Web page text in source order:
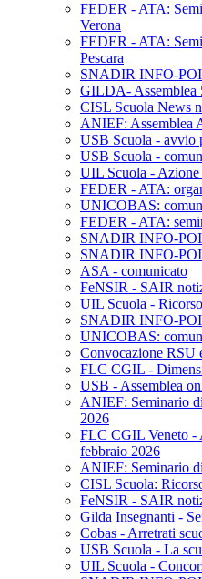
FEDER - ATA:
Verona
FEDER - ATA:
Pescara
SNADIR INFO-
GILDA- Assemblea
CISL Scuola News
ANIEF: Assemblea
USB Scuola - avvio
USB Scuola -
UIL Scuola - Azione
FEDER - ATA:
UNICOBAS:
FEDER - ATA:
SNADIR INFO-
SNADIR INFO-
ASA - comunicato
FeNSIR - SAIR
UIL Scuola -
SNADIR INFO-
UNICOBAS:
Convocazione RSU
FLC CGIL -
USB - Assemblea
ANIEF: Seminario
2026
FLC CGIL Veneto -
febbraio 2026
ANIEF: Seminario
CISL Scuola:
FeNSIR - SAIR
Gilda Insegnanti -
Cobas - Arretrati
USB Scuola - La
UIL Scuola -